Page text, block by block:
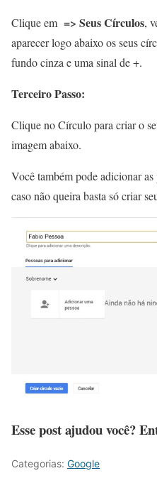
Clique em => Seus Círculos,
aparecer logo abaixo os seus
fundo cinza e uma sinal de +.
Terceiro Passo:
Clique no Círculo para criar o
imagem abaixo.
Você também pode adicionar
caso não queira basta só criar
Esse post ajudou você?
Categorias: Google